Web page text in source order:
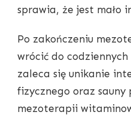
sprawia, że jest mało
Po zakończeniu
wrócić do
zaleca się unikanie
fizycznego oraz
mezoterapii